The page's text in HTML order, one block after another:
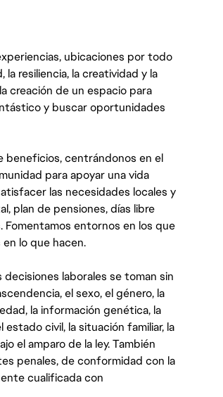
ubicaciones por todo
resiliencia, la creatividad y la
creación de un espacio para
y buscar oportunidades
centrándonos en el
para apoyar una vida
las necesidades locales y
plan de pensiones, días libre
Fomentamos entornos en los que
lo que hacen.
laborales se toman sin
el sexo, el género, la
la información genética, la
civil, la situación familiar, la
el amparo de la ley. También
penales, de conformidad con la
cualificada con